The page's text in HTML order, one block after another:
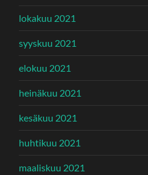
lokakuu 2021
syyskuu 2021
elokuu 2021
heinäkuu 2021
kesäkuu 2021
huhtikuu 2021
maaliskuu 2021